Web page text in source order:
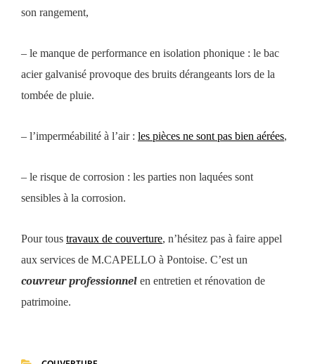
son rangement,
– le manque de performance en isolation phonique : le bac
acier galvanisé provoque des bruits dérangeants lors de la
tombée de pluie.
– l’imperméabilité à l’air : les pièces ne sont pas bien aérées,
– le risque de corrosion : les parties non laquées sont
sensibles à la corrosion.
Pour tous travaux de couverture, n’hésitez pas à faire appel
aux services de M.CAPELLO à Pontoise. C’est un
couvreur professionnel en entretien et rénovation de
patrimoine.